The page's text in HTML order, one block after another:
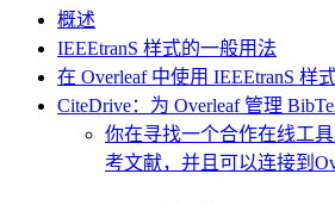
概述
IEEEtranS 样式的一般用法
在 Overleaf 中使用 IEEEtranS 样
CiteDrive：为 Overleaf 管理
你在寻找一个合作在线工
考文献，并且可以连接到